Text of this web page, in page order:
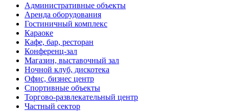
Административные объекты
Аренда оборудования
Гостиничный комплекс
Караоке
Кафе, бар, ресторан
Конференц-зал
Магазин, выставочный зал
Ночной клуб, дискотека
Офис, бизнес центр
Спортивные объекты
Торгово-развлекательный центр
Частный сектор